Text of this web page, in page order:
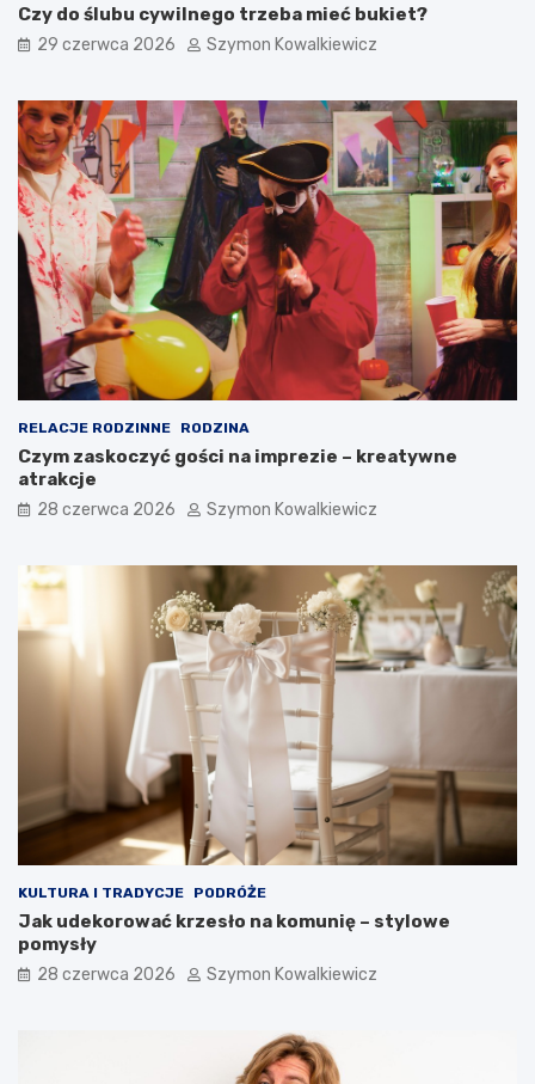
Czy do ślubu cywilnego trzeba mieć bukiet?
29 czerwca 2026 Szymon Kowalkiewicz
RELACJE RODZINNE RODZINA
Czym zaskoczyć gości na imprezie – kreatywne
atrakcje
28 czerwca 2026 Szymon Kowalkiewicz
KULTURA I TRADYCJE PODRÓŻE
Jak udekorować krzesło na komunię – stylowe
pomysły
28 czerwca 2026 Szymon Kowalkiewicz